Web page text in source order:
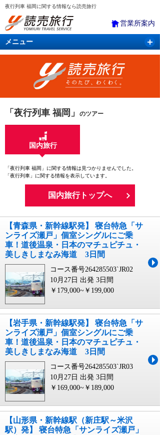
夜行列車 福岡に関する情報なら読売旅行
営業所案内
メニュー
国内旅行 バスツアー 海外旅行
「夜行列車 福岡」 のツアー
国内旅行
「夜行列車 福岡」に関する情報は見つかりませんでした。
「夜行列車」に関する情報を表示しています。
国内旅行トップへ
【青森県・新幹線駅発】 寝台特急「サ
ンライズ瀬戸」個室シングルにご乗
車！道後温泉・日本のマチュピチュ・
美しきしまなみ海道 3日間
コース番号264285503`JR02
10月27日 出発 3日間
￥179,000~￥199,000
【岩手県・新幹線駅発】 寝台特急「サ
ンライズ瀬戸」個室シングルにご乗
車！道後温泉・日本のマチュピチュ・
美しきしまなみ海道 3日間
コース番号264285503`JR03
10月27日 出発 3日間
￥169,000~￥189,000
【山形県・新幹線駅（新庄駅～米沢
駅）発】 寝台特急「サンライズ瀬戸」